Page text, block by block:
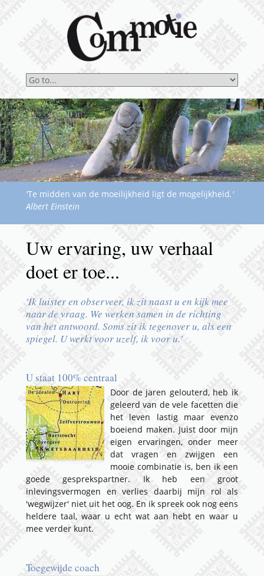
'Te midden van de moeilijkheid ligt de mogelijkheid.'
Albert Einstein
Uw ervaring, uw verhaal
doet er toe...
'Ik luister en observeer, ik zit naast u en kijk mee
naar de vraag. We werken samen in de richting
van het antwoord. Soms zit ik tegenover u, als een
spiegel. U werkt voor uzelf, ik voor u.'
U staat 100% centraal
Door de jaren gelouterd, heb ik
geleerd van de vele facetten die
het leven lastig maar evenzo
boeiend maken. Juist door mijn
eigen ervaringen, onder meer
dat vragen en zwijgen een
mooie combinatie is, ben ik een
goede gesprekspartner. Ik heb een groot
inlevingsvermogen en verlies daarbij mijn rol als
'wegwijzer' niet uit het oog. En ik spreek ook nog eens
heldere taal, waar u echt wat aan hebt en waar u
mee verder kunt.
Toegewijde coach